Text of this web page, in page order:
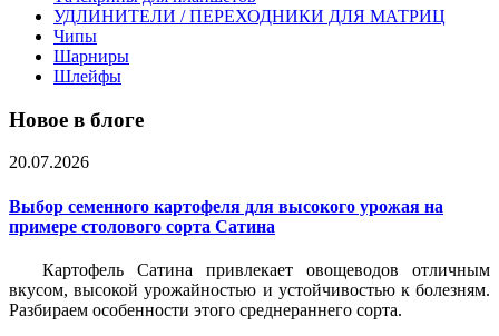
УДЛИНИТЕЛИ / ПЕРЕХОДНИКИ ДЛЯ МАТРИЦ
Чипы
Шарниры
Шлейфы
Новое в блоге
20.07.2026
Выбор семенного картофеля для высокого урожая на
примере столового сорта Сатина
Картофель Сатина привлекает овощеводов отличным
вкусом, высокой урожайностью и устойчивостью к болезням.
Разбираем особенности этого среднераннего сорта.